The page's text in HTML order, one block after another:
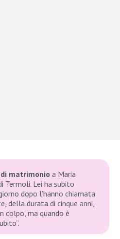
matrimonio a Maria
Termoli. Lei ha subito
dopo l’hanno chiamata
della durata di cinque anni,
colpo, ma quando è
.